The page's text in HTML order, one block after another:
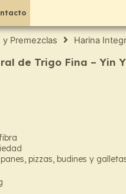
y Premezclas Harina
de Trigo Fina – Yin
pizzas, budines y